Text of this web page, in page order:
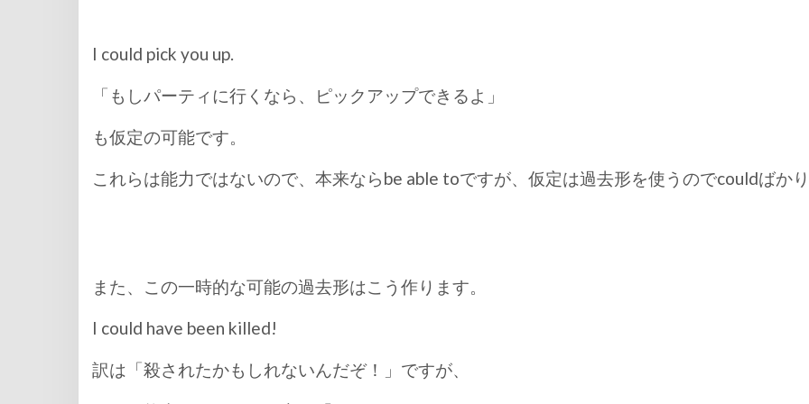
I could pick you up.
「もしパーティに行くなら、ピックアップできるよ」
も仮定の可能です。
これらは能力ではないので、本来ならbe able toですが、仮定は過去形を使うのでcouldばかり
また、この一時的な可能の過去形はこう作ります。
I could have been killed!
訳は「殺されたかもしれないんだぞ！」ですが、